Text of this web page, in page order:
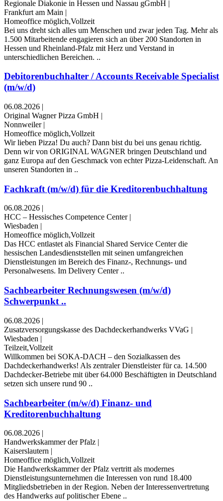
Regionale Diakonie in Hessen und Nassau gGmbH |
Frankfurt am Main |
Homeoffice möglich,Vollzeit
Bei uns dreht sich alles um Menschen und zwar jeden Tag. Mehr als
1.500 Mitarbeitende engagieren sich an über 200 Standorten in
Hessen und Rheinland-Pfalz mit Herz und Verstand in
unterschiedlichen Bereichen. ..
Debitorenbuchhalter / Accounts Receivable Specialist
(m/w/d)
06.08.2026 |
Original Wagner Pizza GmbH |
Nonnweiler |
Homeoffice möglich,Vollzeit
Wir lieben Pizza! Du auch? Dann bist du bei uns genau richtig.
Denn wir von ORIGINAL WAGNER bringen Deutschland und
ganz Europa auf den Geschmack von echter Pizza-Leidenschaft. An
unseren Standorten in ..
Fachkraft (m/w/d) für die Kreditorenbuchhaltung
06.08.2026
HCC – Hessisches Competence Center
Wiesbaden
Homeoffice möglich,Vollzeit
Das HCC entlastet als Financial Shared Service Center die
hessischen Landesdienststellen mit seinen umfangreichen
Dienstleistungen im Bereich des Finanz-, Rechnungs- und
Personalwesens. Im Delivery Center ..
Sachbearbeiter Rechnungswesen (m/w/d)
Schwerpunkt ..
06.08.2026 |
Zusatzversorgungskasse des Dachdeckerhandwerks VVaG |
Wiesbaden |
Teilzeit,Vollzeit
Willkommen bei SOKA-DACH – den Sozialkassen des
Dachdeckerhandwerks! Als zentraler Dienstleister für ca. 14.500
Dachdecker-Betriebe mit über 64.000 Beschäftigten in Deutschland
setzen sich unsere rund 90 ..
Sachbearbeiter (m/w/d) Finanz- und
Kreditorenbuchhaltung
06.08.2026 |
Handwerkskammer der Pfalz |
Kaiserslautern |
Homeoffice möglich,Vollzeit
Die Handwerkskammer der Pfalz vertritt als modernes
Dienstleistungsunternehmen die Interessen von rund 18.400
Mitgliedsbetrieben in der Region. Neben der Interessenvertretung
des Handwerks auf politischer Ebene ..